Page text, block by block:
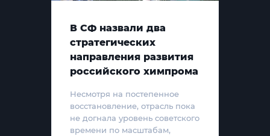
В СФ назвали два
стратегических
направления развития
российского химпрома
Несмотря на постепенное
восстановление, отрасль пока
не догнала уровень советского
времени по масштабам,